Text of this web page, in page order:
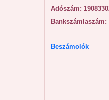
Adószám:
Bankszámlaszám:
Beszámolók